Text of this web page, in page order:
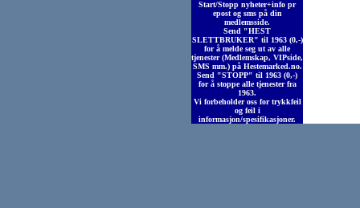
Start/Stopp nyheter+info pr
epost og sms på din
medlemsside.
Send "HEST
SLETTBRUKER" til 1963 (0,-)
for å melde seg ut av alle
tjenester (Medlemskap, VIPside,
SMS mm.) på Hestemarked.no.
Send "STOPP" til 1963 (0,-)
for å stoppe alle tjenester fra
1963.
Vi forbeholder oss for trykkfeil
og feil i
informasjon/spesifikasjoner.